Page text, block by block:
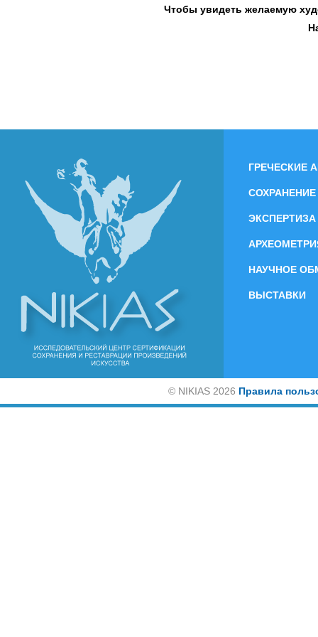
Чтобы увидеть желаемую
ГРЕЧЕСКИЕ
СОХРАНЕНИЕ
НАУЧНОЕ
ВЫСТАВКИ
© NIKIAS 2026 Правила